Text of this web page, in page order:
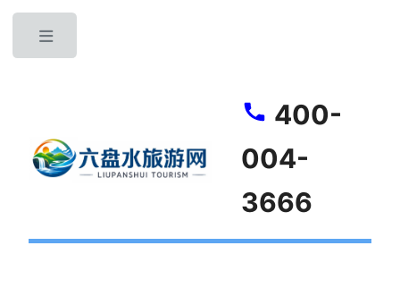
400-
004-
3666